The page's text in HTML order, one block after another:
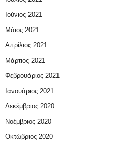
Ιούνιος 2021
Μάιος 2021
Απρίλιος 2021
Μάρτιος 2021
Φεβρουάριος 2021
Ιανουάριος 2021
Δεκέμβριος 2020
Νοέμβριος 2020
Οκτώβριος 2020